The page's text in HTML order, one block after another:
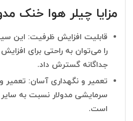
مزایا چیلر هوا خنک
قابلیت افزایش ظرفیت: این
را می‌توان به راحتی برای
جداگانه گسترش داد.
تعمیر و نگهداری آسان:
سرمایشی مدولار نسبت به سایر
است.